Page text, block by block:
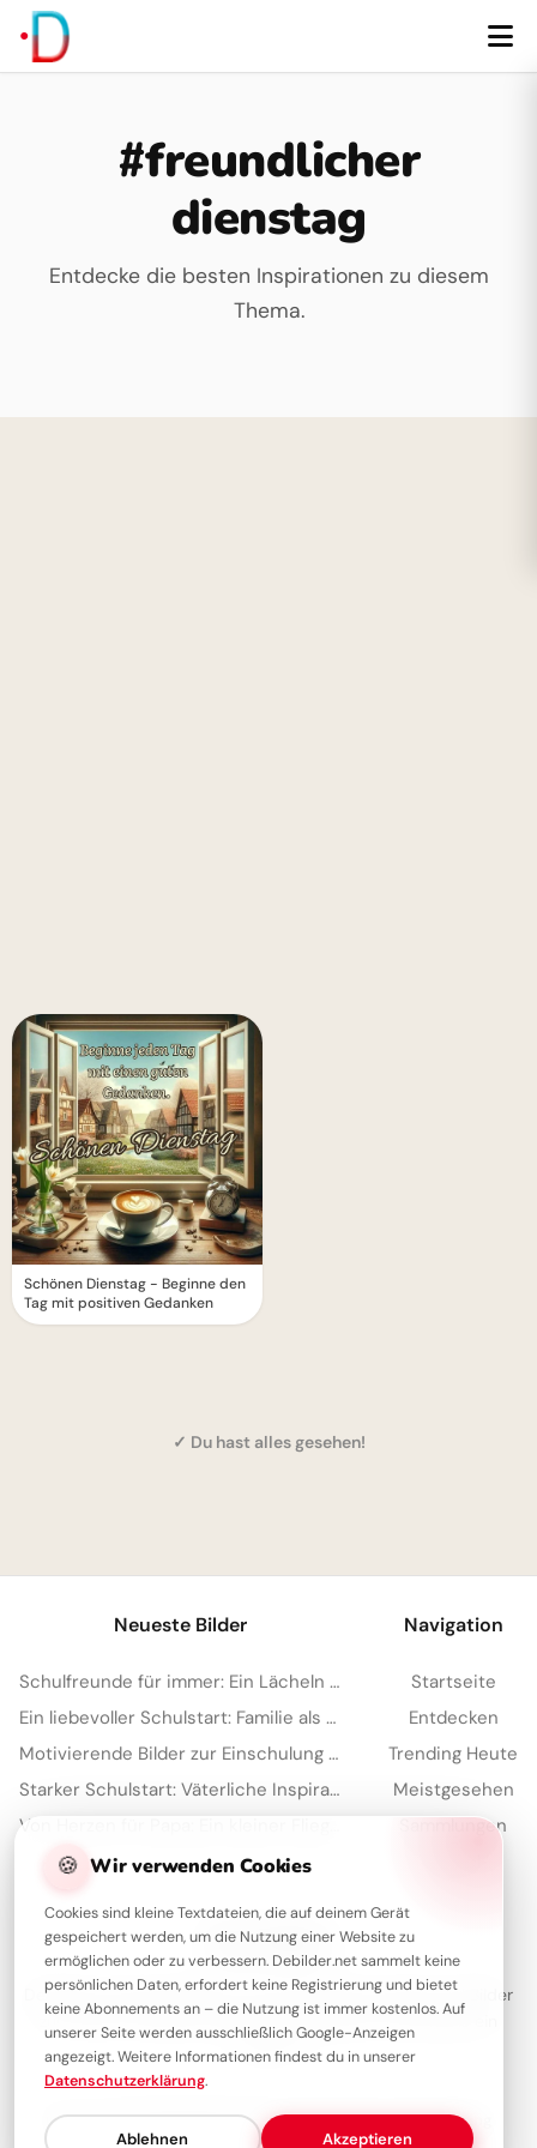
#freundlicher
dienstag
Entdecke die besten Inspirationen zu diesem
Thema.
Schönen Dienstag - Beginne den
Tag mit positiven Gedanken
✓ Du hast alles gesehen!
🍪 Wir verwenden Cookies
Cookies sind kleine Textdateien, die auf deinem Gerät
gespeichert werden, um die Nutzung einer Website zu
ermöglichen oder zu verbessern. Debilder.net sammelt keine
persönlichen Daten, erfordert keine Registrierung und bietet
keine Abonnements an – die Nutzung ist immer kostenlos. Auf
unserer Seite werden ausschließlich Google-Anzeigen
angezeigt. Weitere Informationen findest du in unserer
Datenschutzerklärung.
Ablehnen Akzeptieren
Neueste Bilder
Schulfreunde für immer: Ein Lächeln für Instagram & den Neustart!
Ein liebevoller Schulstart: Familie als starker Anker für Facebook
Motivierende Bilder zur Einschulung mit Familienliebe – Herzlich für WhatsApp
Starker Schulstart: Väterliche Inspiration für Instagram
Navigation
Startseite
Entdecken
Trending Heute
Meistgesehen
Sammlungen
Über Debilder
Debilder ist deine Plattform für die schönsten Grüße und Bilder
zum Teilen. Entdecke unsere Sammlung und verschenke ein
Lächeln!
Über unsKontaktRedaktionImpressumDatenschutzerklärung